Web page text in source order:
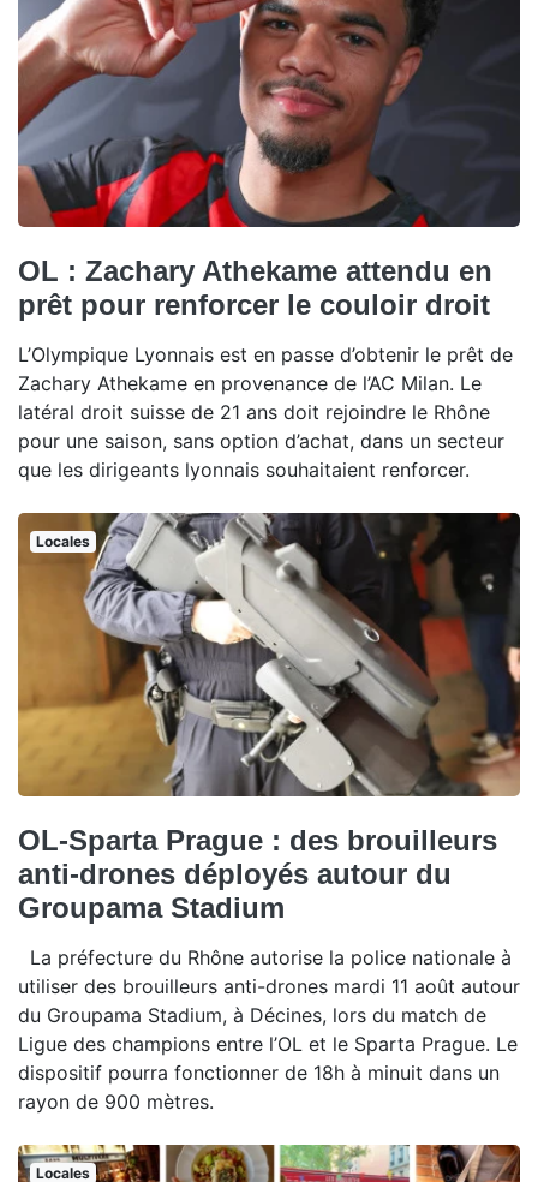
OL : Zachary Athekame attendu en
prêt pour renforcer le couloir droit
L’Olympique Lyonnais est en passe d’obtenir le prêt de
Zachary Athekame en provenance de l’AC Milan. Le
latéral droit suisse de 21 ans doit rejoindre le Rhône
pour une saison, sans option d’achat, dans un secteur
que les dirigeants lyonnais souhaitaient renforcer.
Locales
OL-Sparta Prague : des brouilleurs
anti-drones déployés autour du
Groupama Stadium
La préfecture du Rhône autorise la police nationale à
utiliser des brouilleurs anti-drones mardi 11 août autour
du Groupama Stadium, à Décines, lors du match de
Ligue des champions entre l’OL et le Sparta Prague. Le
dispositif pourra fonctionner de 18h à minuit dans un
rayon de 900 mètres.
Locales